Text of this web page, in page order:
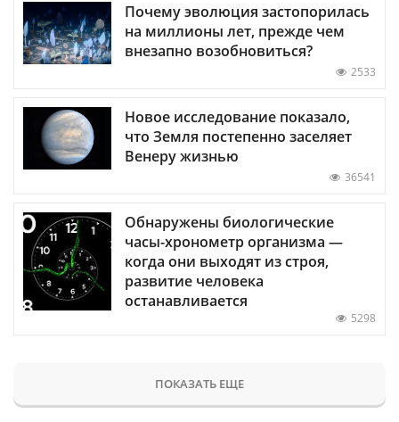
Почему эволюция застопорилась
на миллионы лет, прежде чем
внезапно возобновиться?
2533
Новое исследование показало,
что Земля постепенно заселяет
Венеру жизнью
36541
Обнаружены биологические
часы-хронометр организма —
когда они выходят из строя,
развитие человека
останавливается
5298
ПОКАЗАТЬ ЕЩЕ